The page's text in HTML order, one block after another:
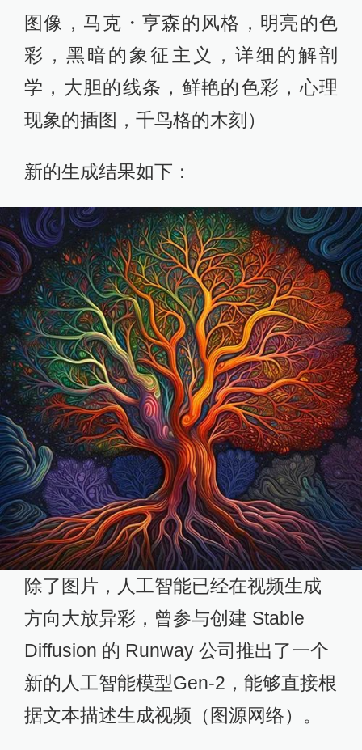
图像，马克・亨森的风格，明亮的色
彩，黑暗的象征主义，详细的解剖
学，大胆的线条，鲜艳的色彩，心理
现象的插图，千鸟格的木刻）
新的生成结果如下：
除了图片，人工智能已经在视频生成
方向大放异彩，曾参与创建 Stable
Diffusion 的 Runway 公司推出了一个
新的人工智能模型Gen-2，能够直接根
据文本描述生成视频（图源网络）。